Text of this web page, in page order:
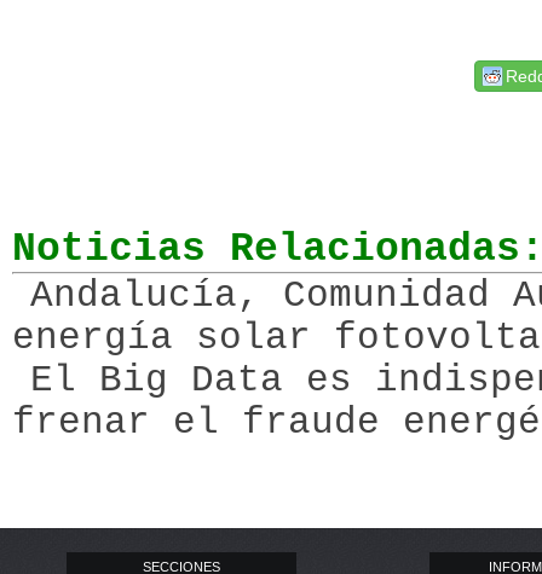
Noticias
Andalucía, Comunidad
energía solar
El Big Data es
frenar el fraude
SECCIONES